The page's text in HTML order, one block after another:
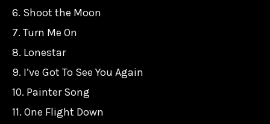
6. Shoot the Moon
7. Turn Me On
8. Lonestar
9. I’ve Got To See You Again
10. Painter Song
11. One Flight Down